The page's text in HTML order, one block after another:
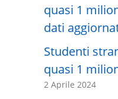
Studenti
quasi 1
2 Aprile 2024